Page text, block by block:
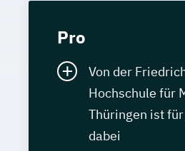
Pro
Von der
Hochschule für
Thüringen ist
dabei